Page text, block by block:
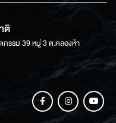
ติ
รรม 39 หมู่ 3 ต.คลองห้า